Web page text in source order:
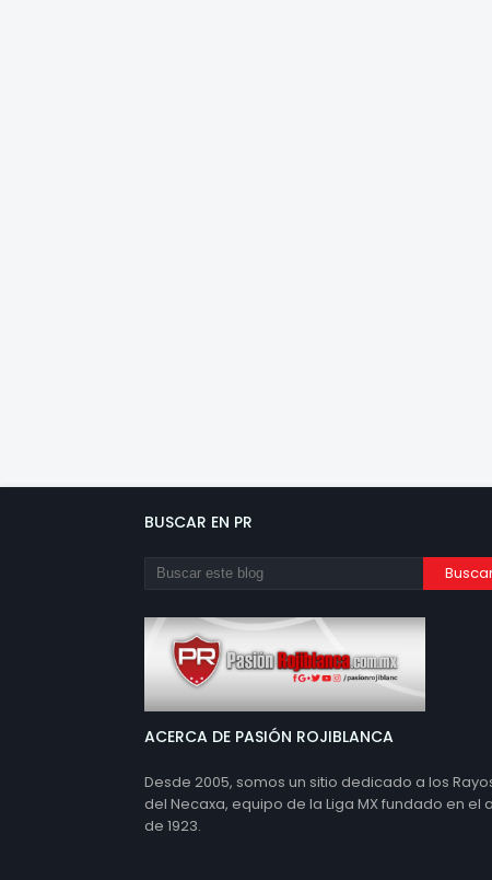
BUSCAR EN PR
ACERCA DE PASIÓN ROJIBLANCA
Desde 2005, somos un sitio dedicado a los
del Necaxa, equipo de la Liga MX fundado en el
de 1923.